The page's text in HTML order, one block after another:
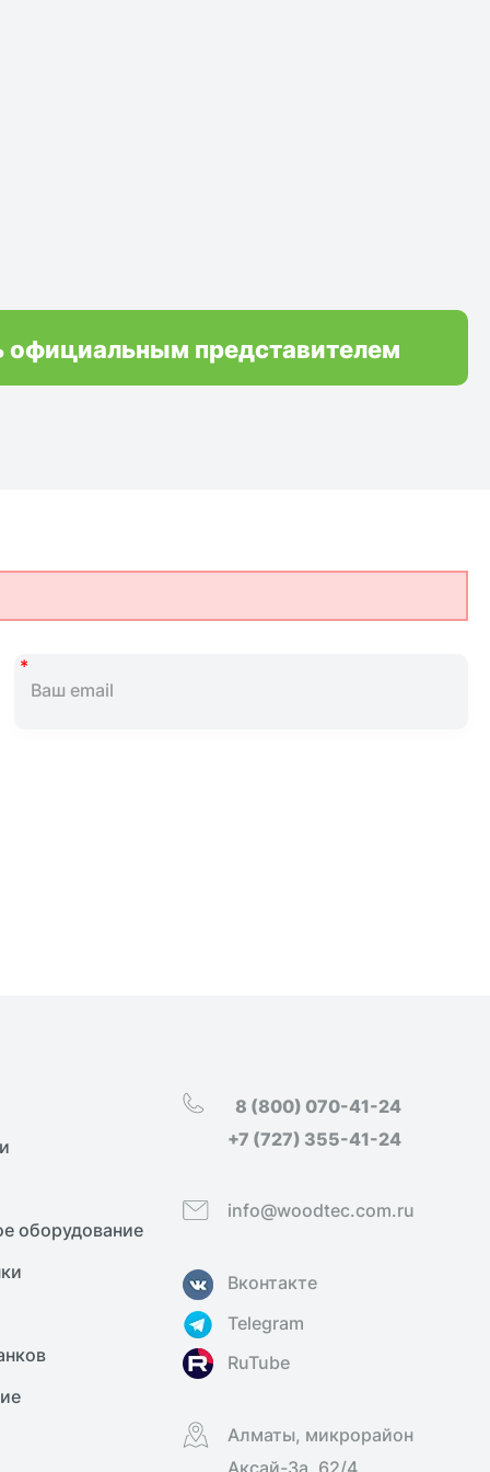
официальным представителем
оборудование
8 (800) 070-41-24
+7 (727) 355-41-24
info@woodtec.com.ru
Вконтакте
Telegram
RuTube
Алматы, микрорайон